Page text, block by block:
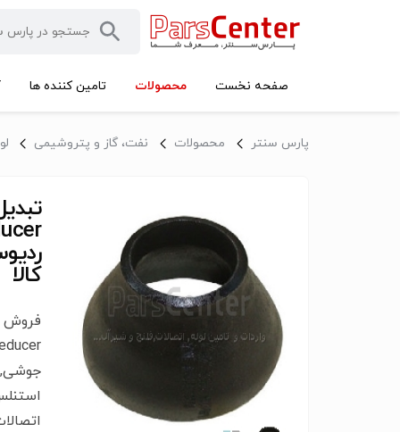
صفحه نخست محصولات تامین کننده ها
پارس سنتر محصولات نفت، گاز و پتروشیمی
کالا
جوشی,